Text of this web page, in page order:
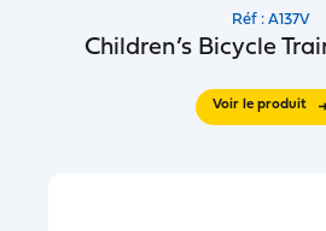
Réf : A137V
Children’s Bicycle
Voir le produit